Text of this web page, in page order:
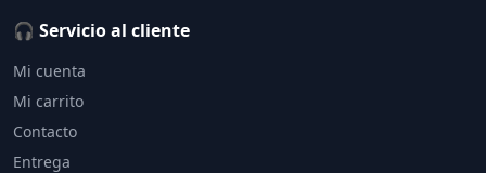
🎧 Servicio al cliente
Mi cuenta
Mi carrito
Contacto
Entrega